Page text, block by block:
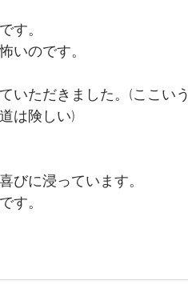
す。
いのです。
いただきました。(ここい
は険しい)
びに浸っています。
す。